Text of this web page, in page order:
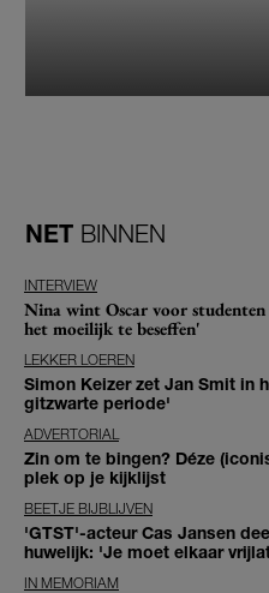
NET BINNEN
INTERVIEW
Nina wint Oscar voor
het moeilijk te beseffen'
LEKKER LOEREN
Simon Keizer zet Jan Smit in
gitzwarte periode'
ADVERTORIAL
Zin om te bingen? Déze
plek op je kijklijst
BEETJE BIJBLIJVEN
'GTST'-acteur Cas Jansen
huwelijk: 'Je moet elkaar
IN MEMORIAM